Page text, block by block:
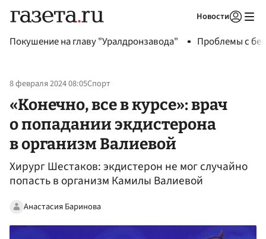
Новости
Покушение на главу "Уралдронзавода" Проблемы с
8 февраля 2024 08:05Спорт
«Конечно, все в курсе»: врач
о попадании экдистерона
в организм Валиевой
Хирург Шестаков: экдистерон не мог случайно
попасть в организм Камилы Валиевой
Анастасия Баринова